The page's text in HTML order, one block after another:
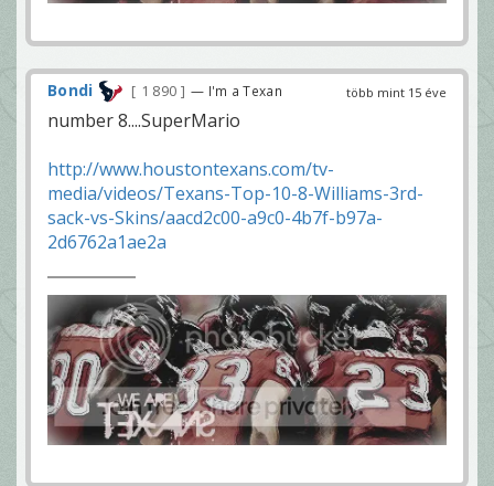
több mint 15 éve
Bondi 1 890 — I'm a Texan
number 8....SuperMario
http://www.houstontexans.com/tv-
media/videos/Texans-Top-10-8-Williams-3rd-
sack-vs-Skins/aacd2c00-a9c0-4b7f-b97a-
2d6762a1ae2a